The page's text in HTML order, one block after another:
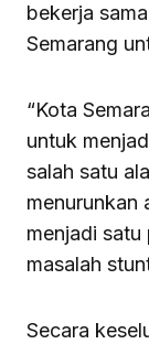
bekerja
Semarang
“Kota
untuk
salah satu
menurunkan
menjadi
masalah
Secara